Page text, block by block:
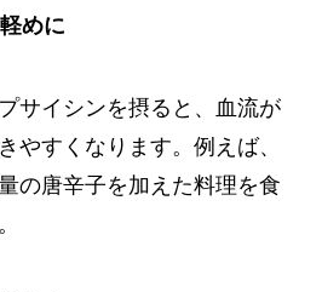
めに
サイシンを摂ると、血流が
やすくなります。例えば、
の唐辛子を加えた料理を食